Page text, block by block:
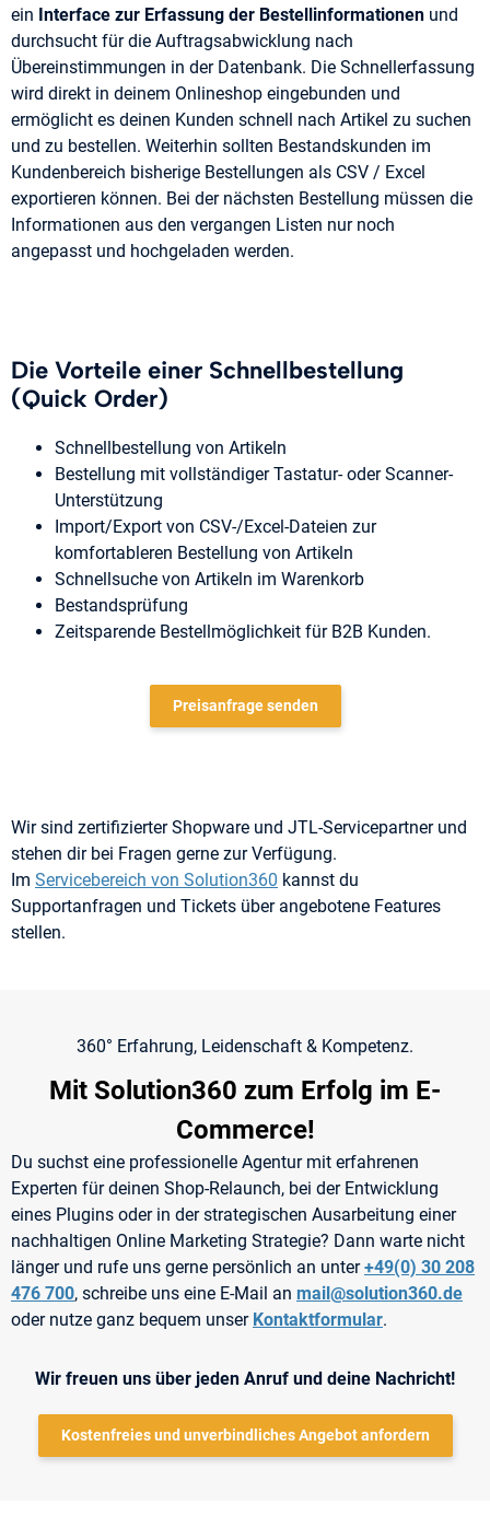
ein Interface zur Erfassung der Bestellinformationen und
durchsucht für die Auftragsabwicklung nach
Übereinstimmungen in der Datenbank. Die Schnellerfassung
wird direkt in deinem Onlineshop eingebunden und
ermöglicht es deinen Kunden schnell nach Artikel zu suchen
und zu bestellen. Weiterhin sollten Bestandskunden im
Kundenbereich bisherige Bestellungen als CSV / Excel
exportieren können. Bei der nächsten Bestellung müssen die
Informationen aus den vergangen Listen nur noch
angepasst und hochgeladen werden.
Die Vorteile einer Schnellbestellung
(Quick Order)
Schnellbestellung von Artikeln
Bestellung mit vollständiger Tastatur- oder Scanner-
Unterstützung
Import/Export von CSV-/Excel-Dateien zur
komfortableren Bestellung von Artikeln
Schnellsuche von Artikeln im Warenkorb
Bestandsprüfung
Zeitsparende Bestellmöglichkeit für B2B Kunden.
Preisanfrage senden
Wir sind zertifizierter Shopware und JTL-Servicepartner und
stehen dir bei Fragen gerne zur Verfügung.
Im Servicebereich von Solution360 kannst du
Supportanfragen und Tickets über angebotene Features
stellen.
360° Erfahrung, Leidenschaft & Kompetenz.
Mit Solution360 zum Erfolg im E-
Commerce!
Du suchst eine professionelle Agentur mit erfahrenen
Experten für deinen Shop-Relaunch, bei der Entwicklung
eines Plugins oder in der strategischen Ausarbeitung einer
nachhaltigen Online Marketing Strategie? Dann warte nicht
länger und rufe uns gerne persönlich an unter+49(0) 30 208
476 700, schreibe uns eine E-Mail an mail@solution360.de
oder nutze ganz bequem unser Kontaktformular.
Wir freuen uns über jeden Anruf und deine Nachricht!
Kostenfreies und unverbindliches Angebot anfordern